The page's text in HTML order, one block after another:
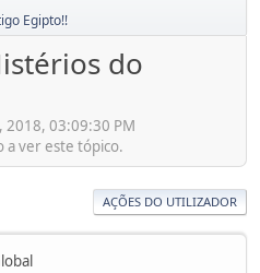
Egipto!!
do
2018, 03:09:30 PM
a ver este tópico.
AÇÕES DO UTILIZADOR